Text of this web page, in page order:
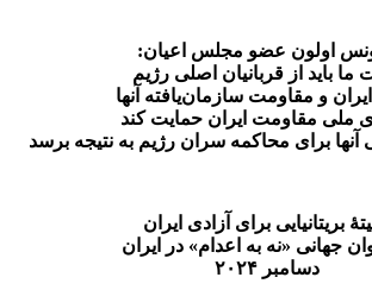
اولون عضو مجلس اعیان:
ما باید از قربانیان اصلی رژیم
و مقاومت سازمان‌یافته آنها
ملی مقاومت ایران حمایت کند
آنها برای محاکمه سران رژیم به نتیجه برسد
بریتانیایی برای آزادی ایران
جهانی «نه به اعدام» در ایران
دسامبر ۲۰۲۴